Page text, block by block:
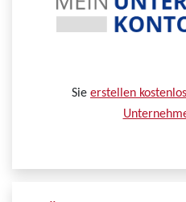
Sie erstellen